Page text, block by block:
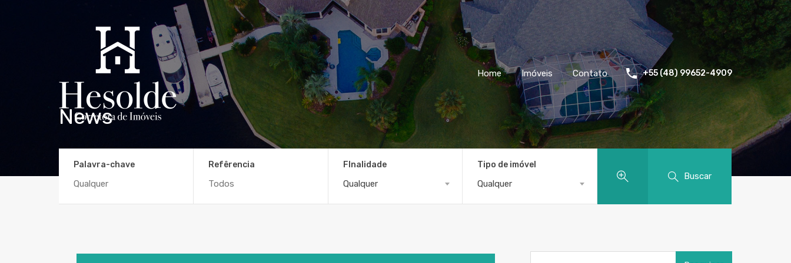
Home Imóveis Contato +55 (48) 99652-4909
News
Palavra-chave Refêrencia FInalidade
Qualquer
Tipo de imóvel
Qualquer
Buscar